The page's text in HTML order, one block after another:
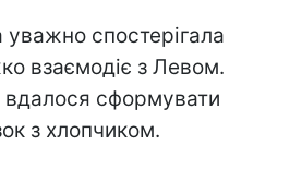
спостерігала
взаємодіє з Левом.
сформувати
з хлопчиком.